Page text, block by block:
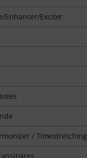
Enhancer/Exciter
/ Timestretching